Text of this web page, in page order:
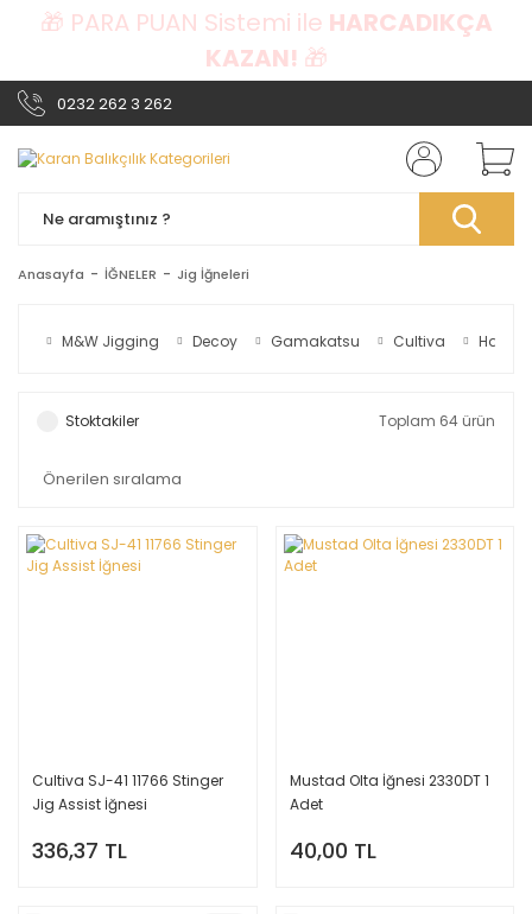
🎁 PARA PUAN Sistemi ile HARCADIKÇA
KAZAN! 🎁
0232 262 3 262
Anasayfa İĞNELER Jig İğneleri
M&W Jigging Decoy Gamakatsu Cultiva
Stoktakiler Toplam 64 ürün
Cultiva SJ-41 11766 Stinger
Jig Assist İğnesi
336,37 TL
Mustad Olta İğnesi 2330DT 1
Adet
40,00 TL